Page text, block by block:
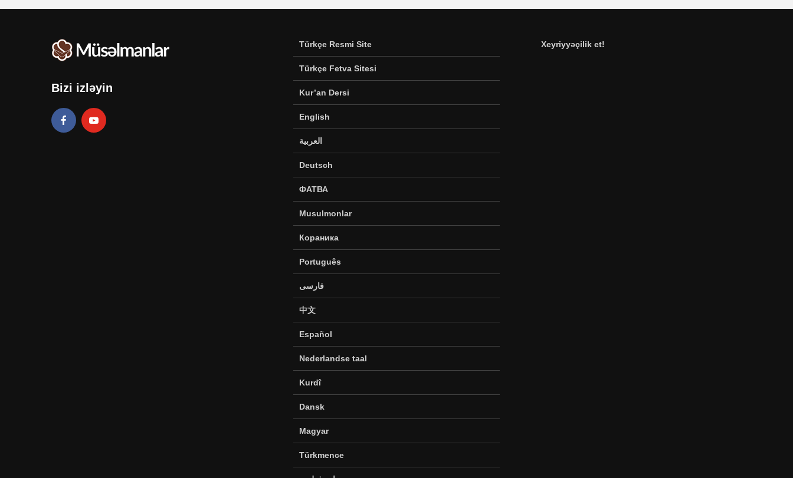
Bizi izləyin
Türkçe Resmi Site
Türkçe Fetva Sitesi
Kur’an Dersi
English
العربية
Deutsch
ФАТВА
Musulmonlar
Кораника
Português
فارسی
中文
Español
Nederlandse taal
Kurdî
Dansk
Magyar
Türkmence
Xeyriyyəçilik et!